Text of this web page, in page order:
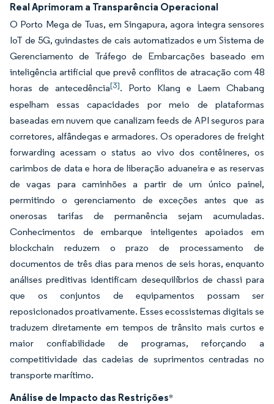
Real Aprimoram a Transparência Operacional
O Porto Mega de Tuas, em Singapura, agora integra sensores
IoT de 5G, guindastes de cais automatizados e um Sistema de
Gerenciamento de Tráfego de Embarcações baseado em
inteligência artificial que prevê conflitos de atracação com 48
horas de antecedência[3]. Porto Klang e Laem Chabang
espelham essas capacidades por meio de plataformas
baseadas em nuvem que canalizam feeds de API seguros para
corretores, alfândegas e armadores. Os operadores de freight
forwarding acessam o status ao vivo dos contêineres, os
carimbos de data e hora de liberação aduaneira e as reservas
de vagas para caminhões a partir de um único painel,
permitindo o gerenciamento de exceções antes que as
onerosas tarifas de permanência sejam acumuladas.
Conhecimentos de embarque inteligentes apoiados em
blockchain reduzem o prazo de processamento de
documentos de três dias para menos de seis horas, enquanto
análises preditivas identificam desequilíbrios de chassi para
que os conjuntos de equipamentos possam ser
reposicionados proativamente. Esses ecossistemas digitais se
traduzem diretamente em tempos de trânsito mais curtos e
maior confiabilidade de programas, reforçando a
competitividade das cadeias de suprimentos centradas no
transporte marítimo.
Análise de Impacto das Restrições*